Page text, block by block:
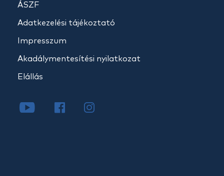
ÁSZF
Adatkezelési tájékoztató
Impresszum
Akadálymentesítési nyilatkozat
Elállás